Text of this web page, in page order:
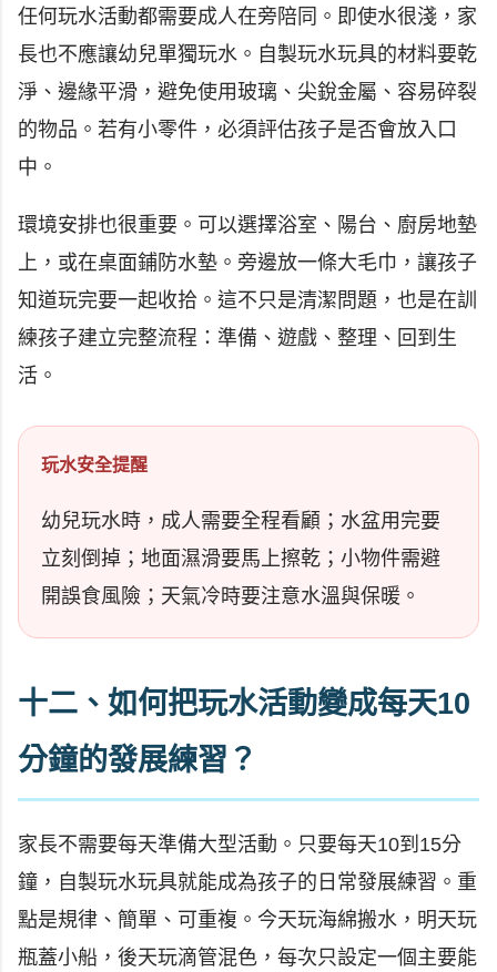
任何玩水活動都需要成人在旁陪同。即使水很淺，家
長也不應讓幼兒單獨玩水。自製玩水玩具的材料要乾
淨、邊緣平滑，避免使用玻璃、尖銳金屬、容易碎裂
的物品。若有小零件，必須評估孩子是否會放入口
中。
環境安排也很重要。可以選擇浴室、陽台、廚房地墊
上，或在桌面鋪防水墊。旁邊放一條大毛巾，讓孩子
知道玩完要一起收拾。這不只是清潔問題，也是在訓
練孩子建立完整流程：準備、遊戲、整理、回到生
活。
玩水安全提醒
幼兒玩水時，成人需要全程看顧；水盆用完要
立刻倒掉；地面濕滑要馬上擦乾；小物件需避
開誤食風險；天氣冷時要注意水溫與保暖。
十二、如何把玩水活動變成每天10
分鐘的發展練習？
家長不需要每天準備大型活動。只要每天10到15分
鐘，自製玩水玩具就能成為孩子的日常發展練習。重
點是規律、簡單、可重複。今天玩海綿搬水，明天玩
瓶蓋小船，後天玩滴管混色，每次只設定一個主要能